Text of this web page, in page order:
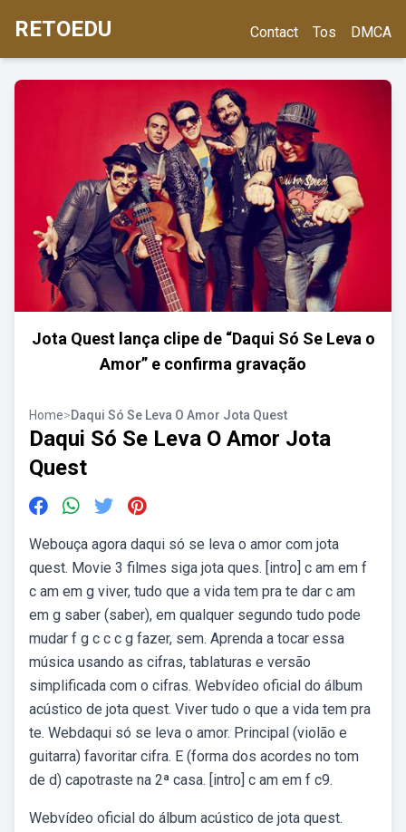
RETOEDU Contact Tos DMCA
Jota Quest lança clipe de “Daqui Só Se Leva o
Amor” e confirma gravação
Home>Daqui Só Se Leva O Amor Jota Quest
Daqui Só Se Leva O Amor Jota
Quest
Webouça agora daqui só se leva o amor com jota
quest. Movie 3 filmes siga jota ques. [intro] c am em f
c am em g viver, tudo que a vida tem pra te dar c am
em g saber (saber), em qualquer segundo tudo pode
mudar f g c c c g fazer, sem. Aprenda a tocar essa
música usando as cifras, tablaturas e versão
simplificada com o cifras. Webvídeo oficial do álbum
acústico de jota quest. Viver tudo o que a vida tem pra
te. Webdaqui só se leva o amor. Principal (violão e
guitarra) favoritar cifra. E (forma dos acordes no tom
de d) capotraste na 2ª casa. [intro] c am em f c9.
Webvídeo oficial do álbum acústico de jota quest.